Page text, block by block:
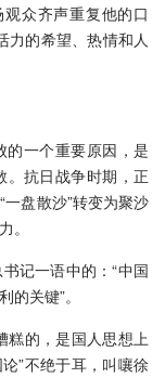
众齐声重复他的口
力的希望、热情和人
的一个重要原因，是
。抗日战争时期，正
盘散沙”转变为聚沙
。
记一语中的：“中国
关键”。
糕的，是国人思想上
”不绝于耳，叫嚷徐